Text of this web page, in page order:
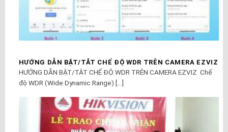
HƯỚNG DẪN BẬT/TẮT CHẾ ĐỘ WDR TRÊN CAMERA EZVIZ
HƯỚNG DẪN BẬT/TẮT CHẾ ĐỘ WDR TRÊN CAMERA EZVIZ Chế
độ WDR (Wide Dynamic Range) [...]